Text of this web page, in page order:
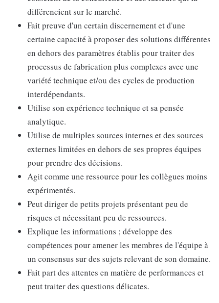
différencient sur le marché.
Fait preuve d'un certain discernement et d'une
certaine capacité à proposer des solutions différentes
en dehors des paramètres établis pour traiter des
processus de fabrication plus complexes avec une
variété technique et/ou des cycles de production
interdépendants.
Utilise son expérience technique et sa pensée
analytique.
Utilise de multiples sources internes et des sources
externes limitées en dehors de ses propres équipes
pour prendre des décisions.
Agit comme une ressource pour les collègues moins
expérimentés.
Peut diriger de petits projets présentant peu de
risques et nécessitant peu de ressources.
Explique les informations ; développe des
compétences pour amener les membres de l'équipe à
un consensus sur des sujets relevant de son domaine.
Fait part des attentes en matière de performances et
peut traiter des questions délicates.